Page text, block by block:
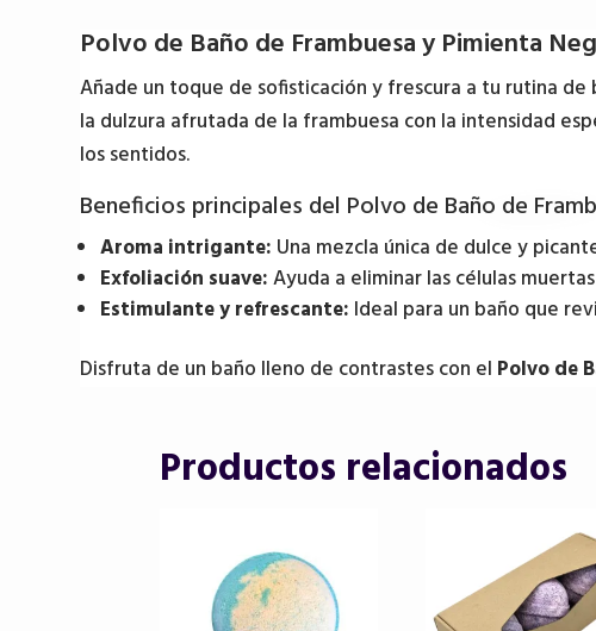
Polvo de Baño de Frambuesa y Pimienta
Añade un toque de sofisticación y frescura a tu rutina de
la dulzura afrutada de la frambuesa con la intensidad
los sentidos.
Beneficios principales del Polvo de Baño de
Aroma intrigante: Una mezcla única de dulce y
Exfoliación suave:Ayuda a eliminar las células
Estimulante y refrescante: Ideal para un baño que
Disfruta de un baño lleno de contrastes con el Polvo de
Productos relacionados